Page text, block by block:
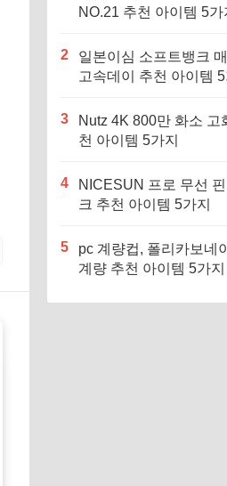
NO.21 추천 아이템 5가
2
일본이심 소프트뱅크
고속데이 추천 아이템
3
Nutz 4K 800만 화소 고
천 아이템 5가지
4
NICESUN 프로 무선
크 추천 아이템 5가지
5
pc 계량컵, 폴리카보네
계량 추천 아이템 5가지